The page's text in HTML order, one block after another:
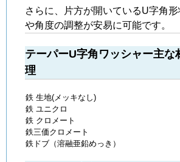
さらに、片方が開いているU字角
や角度の調整が安易に可能です。
テーパーU字角ワッシャー主な
理
鉄 生地(メッキなし)
鉄 ユニクロ
鉄 クロメート
鉄三価クロメート
鉄ドブ（溶融亜鉛めっき）